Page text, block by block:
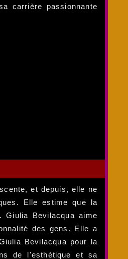
carrière passionnante
et depuis, elle ne
Elle estime que la
Bevilacqua aime
des gens. Elle a
Bevilacqua pour la
de l'esthétique et sa